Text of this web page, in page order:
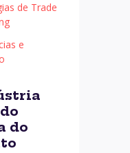
de Trade
e
do